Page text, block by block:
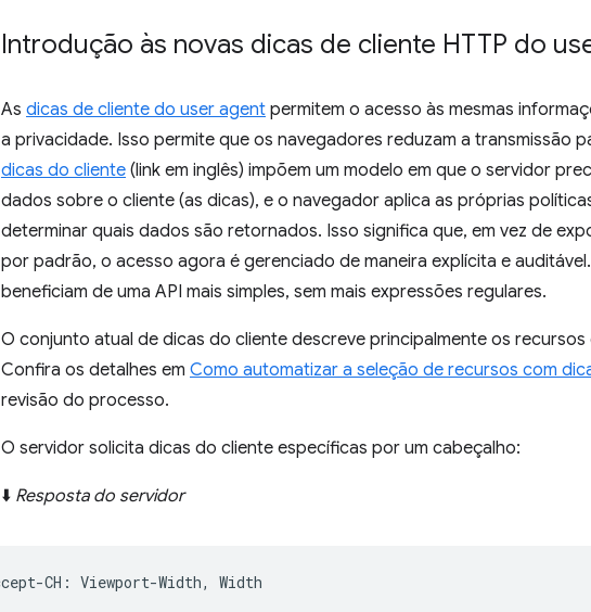
Introdução às novas dicas de cliente HTTP do
As dicas de cliente do user agent permitem o acesso às mesmas
a privacidade. Isso permite que os navegadores reduzam a transmissão
dicas do cliente (link em inglês) impõem um modelo em que o servidor
dados sobre o cliente (as dicas), e o navegador aplica as próprias
determinar quais dados são retornados. Isso significa que, em vez de
por padrão, o acesso agora é gerenciado de maneira explícita e
beneficiam de uma API mais simples, sem mais expressões regulares.
O conjunto atual de dicas do cliente descreve principalmente os
Confira os detalhes em Como automatizar a seleção de recursos com
revisão do processo.
O servidor solicita dicas do cliente específicas por um cabeçalho:
⬇️ Resposta do servidor